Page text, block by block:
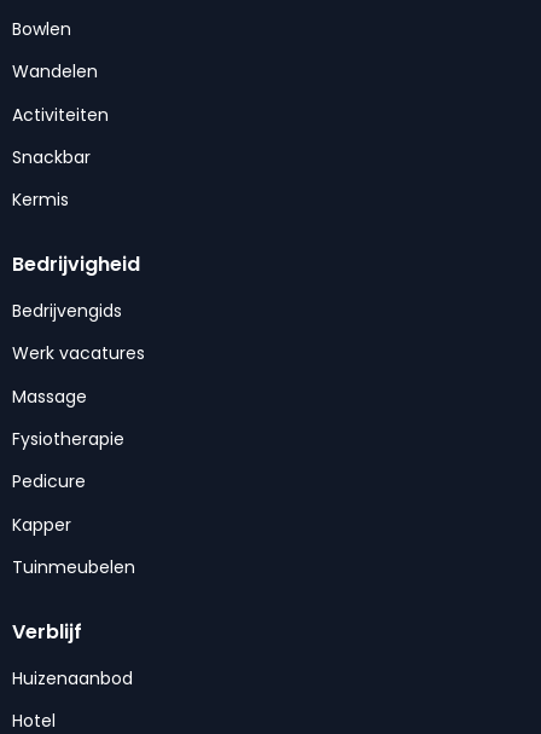
Bowlen
Wandelen
Activiteiten
Snackbar
Kermis
Bedrijvigheid
Bedrijvengids
Werk vacatures
Massage
Fysiotherapie
Pedicure
Kapper
Tuinmeubelen
Verblijf
Huizenaanbod
Hotel